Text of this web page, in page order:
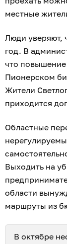
местные
Люди уверяют,
год. В
что повышение
Пионерском
Жители
приходится
Областные
Выходить на
области
маршруты из
В октябре